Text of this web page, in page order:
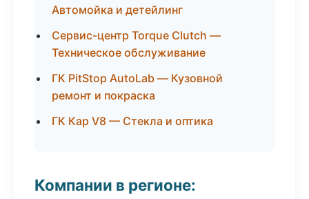
Автомойка и детейлинг
Сервис-центр Torque Clutch —
Техническое обслуживание
ГК PitStop AutoLab — Кузовной
ремонт и покраска
ГК Кар V8 — Стекла и оптика
Компании в регионе: